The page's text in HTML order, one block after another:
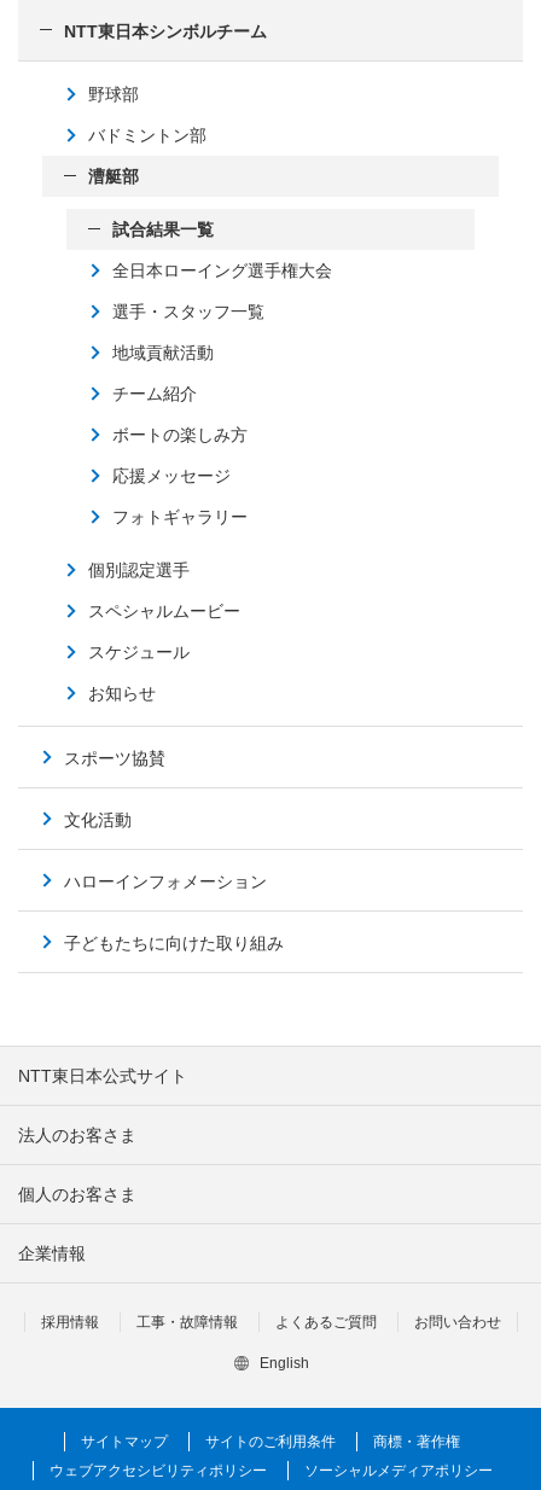
NTT東日本シンボルチーム
野球部
バドミントン部
漕艇部
試合結果一覧
全日本ローイング選手権大会
選手・スタッフ一覧
地域貢献活動
チーム紹介
ボートの楽しみ方
応援メッセージ
フォトギャラリー
個別認定選手
スペシャルムービー
スケジュール
お知らせ
スポーツ協賛
文化活動
ハローインフォメーション
子どもたちに向けた取り組み
NTT東日本公式サイト
法人のお客さま
個人のお客さま
企業情報
採用情報 工事・故障情報 よくあるご質問 お問い合わせ
English
サイトマップ サイトのご利用条件
商標・著作権
ウェブアクセシビリティポリシー
ソーシャルメディアポリシー